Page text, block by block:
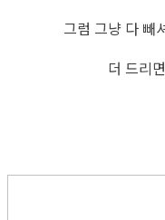
그럼 그냥 다 빼
더 드리